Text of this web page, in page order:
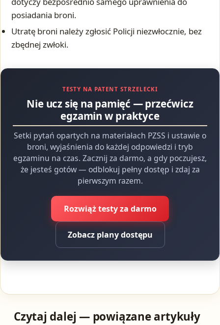
posiadania broni.
Utratę broni należy zgłosić Policji niezwłocznie, bez
zbędnej zwłoki.
TESTY NA PATENT STRZELECKI
Nie ucz się na pamięć — przećwicz
egzamin w praktyce
Setki pytań opartych na materiałach PZSS i ustawie o
broni, wyjaśnienia do każdej odpowiedzi i tryb
egzaminu na czas. Zacznij za darmo, a gdy poczujesz,
że jesteś gotów — odblokuj pełny dostęp i zdaj za
pierwszym razem.
Rozwiąż testy za darmo
Zobacz plany dostępu
Czytaj dalej — powiązane artykuły